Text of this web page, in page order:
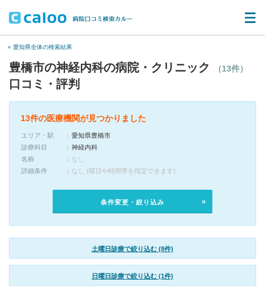
« 愛知県全体の検索結果
豊橋市の神経内科の病院・クリニック （13件）
口コミ・評判
13件の医療機関が見つかりました
エリア・駅
愛知県豊橋市
診療科目
神経内科
名称
なし
詳細条件
なし (曜日や時間帯を指定できます)
条件変更・絞り込み
土曜日診療で絞り込む (8件)
日曜日診療で絞り込む (1件)